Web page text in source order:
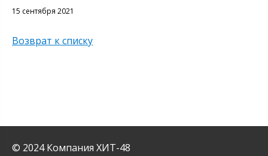
15 сентября 2021
Возврат к списку
© 2024 Компания ХИТ-48